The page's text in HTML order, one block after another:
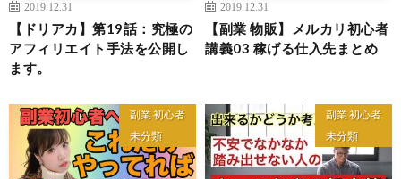
2019.12.31
【ドリアカ】第19話：究極の
アフィリエイト手法を公開し
ます。
2019.12.31
【副業 物販】メルカリ初心者
講義03 稼げる仕入先まとめ
副業 初心者
未分類
副業 初心者
未分類